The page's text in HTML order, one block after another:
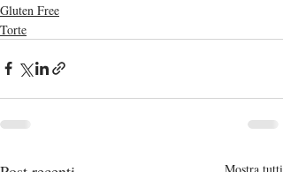
Gluten Free
Torte
Mostra tutti